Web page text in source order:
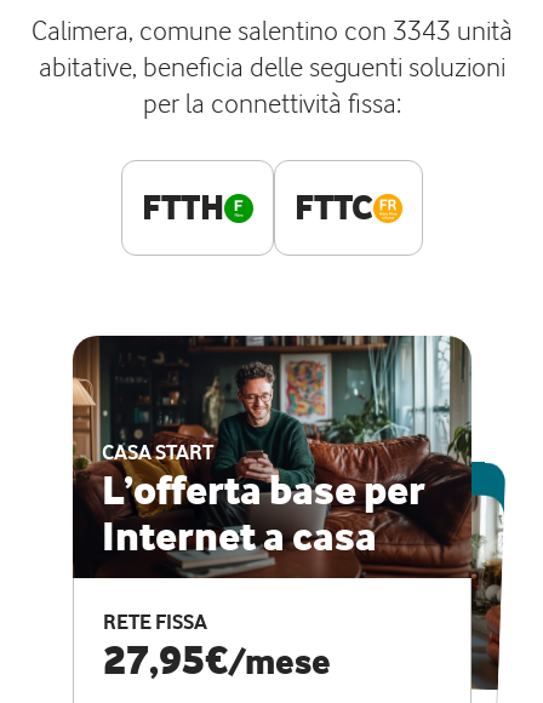
Calimera, comune salentino con 3343 unità
abitative, beneficia delle seguenti soluzioni
per la connettività fissa:
FTTH FTTC
CASA START
L’offerta base per
Internet a casa
RETE FISSA
27,95€/mese
ESCLUSIVA ONLINE
CASA PRO
Internet veloce e
vantaggi speciali